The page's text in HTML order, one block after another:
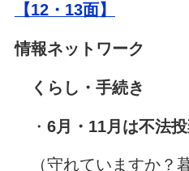
【12・13面】
情報ネットワーク
くらし・手続き
・ 6月・11月は不法
（守れていますか？